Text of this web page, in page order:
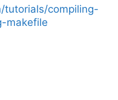
tutorials/compiling-
makefile